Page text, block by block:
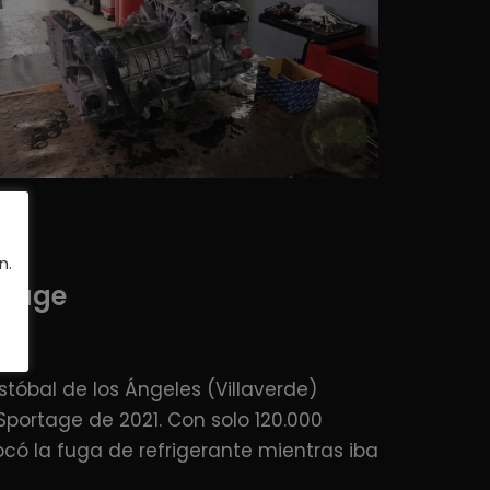
de los Ángeles (Villaverde)
de 2021. Con solo 120.000
la fuga de refrigerante mientras iba